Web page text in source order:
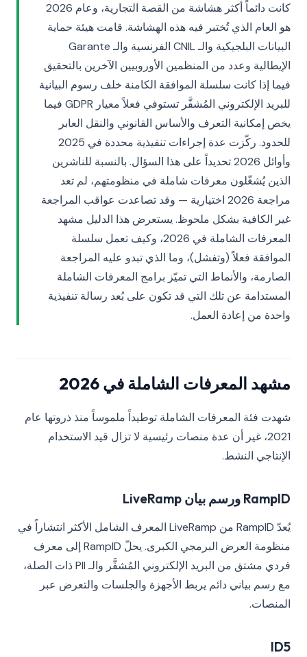
كانت دائماً أكثر هشاشة من القصة التجارية، وعام 2026
هو العام الذي تُختبر فيه هذه الهشاشة. قامت هيئة حماية
البيانات البلجيكية والـ CNIL الفرنسية والـ Garante
الإيطالية وعدد من المنظمين الأوروبيين الآخرين بالتحقيق
فيما إذا كانت سلسلة الموافقة الكامنة خلف رسوم البيانية
للبريد الإلكتروني المُشفَّر تستوفي فعلاً معيار GDPR فيما
يخص إمكانية التعرف والأساس القانوني والنقل العابر
للحدود. ركّزت عدة إجراءات تنفيذية محددة في 2025
وأوائل 2026 تحديداً على هذا السؤال. بالنسبة للناشرين
الذين يُشغّلون معرفات شاملة في منظومتهم، لم تعد
مراجعة 2026 اختيارية — وقد تصاعدت عواقب المراجعة
غير الكافية بشكل ملحوظ. يستعرض هذا الدليل مشهد
المعرفات الشاملة في 2026، وكيف تعمل سلسلة
الموافقة فعلاً (وتفشل)، وما الذي تبدو عليه المراجعة
الصارمة، والأنماط التي تميّز برامج المعرفات الشاملة
المستدامة عن تلك التي قد تكون على بُعد رسالة تنفيذية
واحدة من إعادة العمل.
مشهد المعرفات الشاملة في 2026
شهدت فئة المعرفات الشاملة توطيداً ملموساً منذ ذروتها عام
2021، غير أن عدة منصات رئيسية لا تزال قيد الاستخدام
الإنتاجي النشط.
RampID ورسم بيان LiveRamp
يُعدّ RampID من LiveRamp المعرف الشامل الأكثر انتشاراً في
منظومة العرض البرمجي الكبرى. يحلّ RampID إلى معرف
فردي مشتق من البريد الإلكتروني المُشفَّر والـ PII ذات الصلة،
مع رسم بياني دائم يربط الأجهزة والجلسات والتعرض عبر
المنصات.
ID5